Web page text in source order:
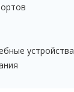
устройства